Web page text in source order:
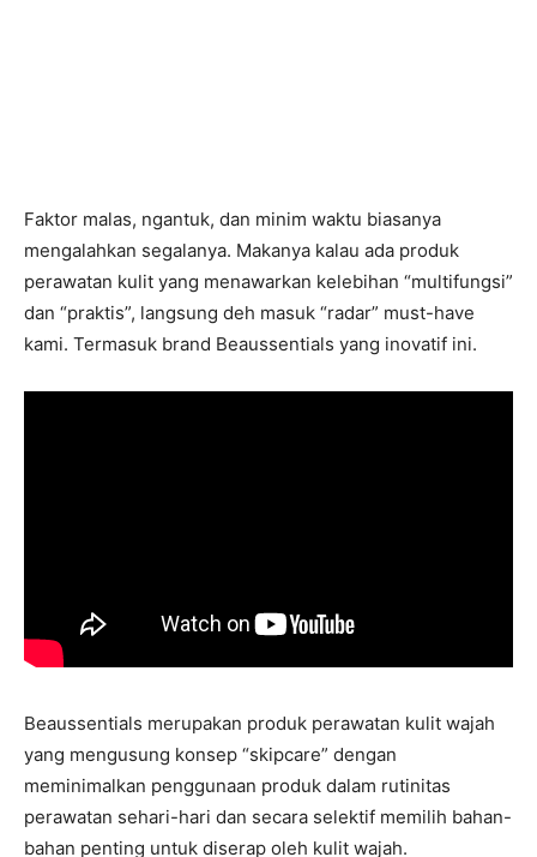
Faktor malas, ngantuk, dan minim waktu biasanya
mengalahkan segalanya. Makanya kalau ada produk
perawatan kulit yang menawarkan kelebihan “multifungsi”
dan “praktis”, langsung deh masuk “radar” must-have
kami. Termasuk brand Beaussentials yang inovatif ini.
Beaussentials merupakan produk perawatan kulit wajah
yang mengusung konsep “skipcare” dengan
meminimalkan penggunaan produk dalam rutinitas
perawatan sehari-hari dan secara selektif memilih bahan-
bahan penting untuk diserap oleh kulit wajah.